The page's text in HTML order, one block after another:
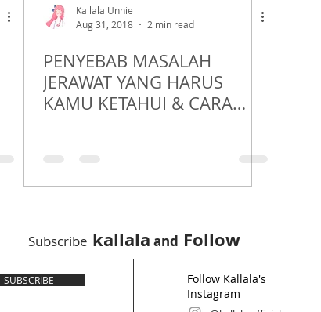
Kallala Unnie
Aug 31, 2018
2 min read
PENYEBAB MASALAH
JERAWAT YANG HARUS
KAMU KETAHUI & CARA
SAMPAI TERLAMBAT !!!
Subscribe kallala and Follow
SUBSCRIBE
Follow Kallala's
Instagram